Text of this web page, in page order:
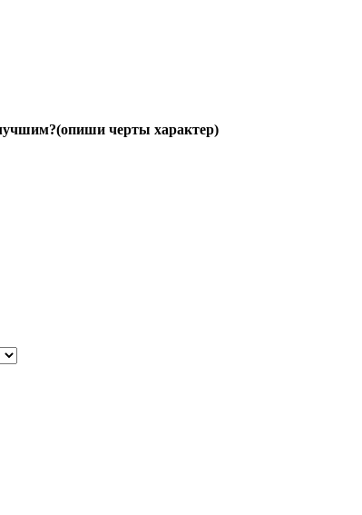
черты характер)